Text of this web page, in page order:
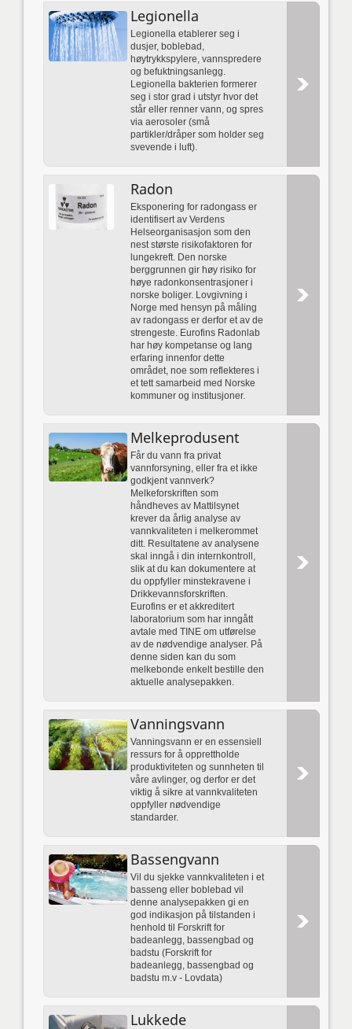
Legionella
Legionella etablerer seg i
dusjer, boblebad,
høytrykkspylere, vannspredere
og befuktningsanlegg.
Legionella bakterien formerer
seg i stor grad i utstyr hvor det
står eller renner vann, og spres
via aerosoler (små
partikler/dråper som holder seg
svevende i luft).
Radon
Eksponering for radongass er
identifisert av Verdens
Helseorganisasjon som den
nest største risikofaktoren for
lungekreft. Den norske
berggrunnen gir høy risiko for
høye radonkonsentrasjoner i
norske boliger. Lovgivning i
Norge med hensyn på måling
av radongass er derfor et av de
strengeste. Eurofins Radonlab
har høy kompetanse og lang
erfaring innenfor dette
området, noe som reflekteres i
et tett samarbeid med Norske
kommuner og institusjoner.
Melkeprodusent
Får du vann fra privat
vannforsyning, eller fra et ikke
godkjent vannverk?
Melkeforskriften som
håndheves av Mattilsynet
krever da årlig analyse av
vannkvaliteten i melkerommet
ditt. Resultatene av analysene
skal inngå i din internkontroll,
slik at du kan dokumentere at
du oppfyller minstekravene i
Drikkevannsforskriften.
Eurofins er et akkreditert
laboratorium som har inngått
avtale med TINE om utførelse
av de nødvendige analyser. På
denne siden kan du som
melkebonde enkelt bestille den
aktuelle analysepakken.
Vanningsvann
Vanningsvann er en essensiell
ressurs for å opprettholde
produktiviteten og sunnheten til
våre avlinger, og derfor er det
viktig å sikre at vannkvaliteten
oppfyller nødvendige
standarder.
Bassengvann
Vil du sjekke vannkvaliteten i et
basseng eller boblebad vil
denne analysepakken gi en
god indikasjon på tilstanden i
henhold til Forskrift for
badeanlegg, bassengbad og
badstu (Forskrift for
badeanlegg, bassengbad og
badstu m.v - Lovdata)
Lukkede